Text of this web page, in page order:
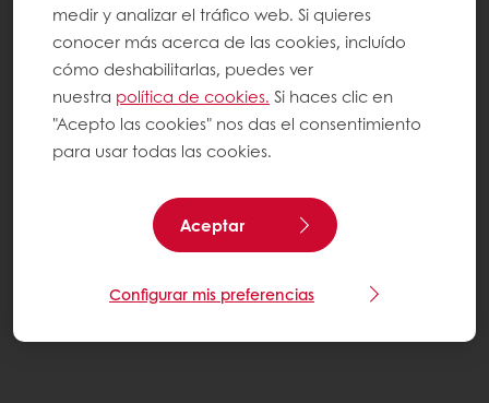
medir y analizar el tráfico web. Si quieres
conocer más acerca de las cookies, incluído
cómo deshabilitarlas, puedes ver
nuestra política de cookies. Si haces clic en
"Acepto las cookies" nos das el consentimiento
para usar todas las cookies.
Aceptar
Configurar mis preferencias